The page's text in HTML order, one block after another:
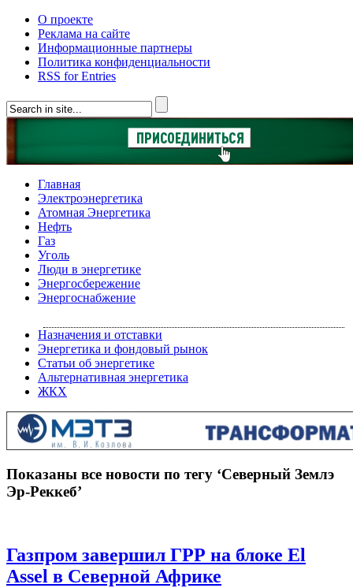
О проекте
Реклама на сайте
Информационные партнеры
Политика конфиденциальности
RSS for Entries
Главная
Электроэнергетика
Атомная Энергетика
Нефть
Газ
Уголь
Люди в энергетике
Энергосбережение
Энергоснабжение
Назначения и отставки
Энергетика и фондовый рынок
Статьи об энергетике
Альтернативная энергетика
ЖКХ
Показаны все новости по тегу ‘Северный Землэ
Эр-Реккеб’
Газпром завершил ГРР на блоке El
Assel в Северной Африке